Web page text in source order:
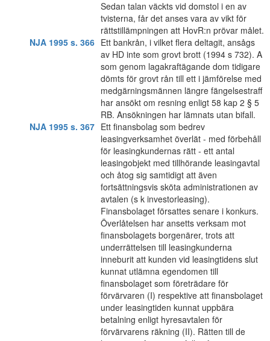
Sedan talan väckts vid domstol i en av
tvisterna, får det anses vara av vikt för
rättstillämpningen att HovR:n prövar målet.
NJA 1995 s. 366 Ett bankrån, i vilket flera deltagit, ansågs
av HD inte som grovt brott (1994 s 732). A
som genom lagakraftägande dom tidigare
dömts för grovt rån till ett i jämförelse med
medgärningsmännen längre fängelsestraff
har ansökt om resning enligt 58 kap 2 § 5
RB. Ansökningen har lämnats utan bifall.
NJA 1995 s. 367 Ett finansbolag som bedrev
leasingverksamhet överlät - med förbehåll
för leasingkundernas rätt - ett antal
leasingobjekt med tillhörande leasingavtal
och åtog sig samtidigt att även
fortsättningsvis sköta administrationen av
avtalen (s k investorleasing).
Finansbolaget försattes senare i konkurs.
Överlåtelsen har ansetts verksam mot
finansbolagets borgenärer, trots att
underrättelsen till leasingkunderna
inneburit att kunden vid leasingtidens slut
kunnat utlämna egendomen till
finansbolaget som företrädare för
förvärvaren (I) respektive att finansbolaget
under leasingtiden kunnat uppbära
betalning enligt hyresavtalen för
förvärvarens räkning (II). Rätten till de